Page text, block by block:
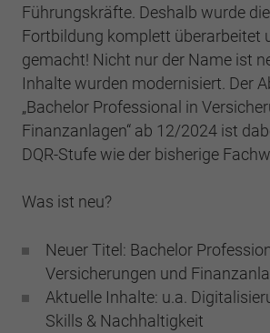
Führungskräfte. Deshalb wurde
Fortbildung komplett überarbeitet
gemacht! Nicht nur der Name ist
Inhalte wurden modernisiert. Der
„Bachelor Professional in
Finanzanlagen“ ab 12/2024 ist
DQR-Stufe wie der bisherige
Was ist neu?
Neuer Titel: Bachelor
Versicherungen und
Aktuelle Inhalte: u.a.
Skills & Nachhaltigkeit
Name
Anbieter BWV Südwest
Laufzeit 1 Jahr
Zweck
Dieser Wert speichert
Einstellungen. Unter
dies eingestellt hat.
Name fe_typo3_user
Zweck
Registriert eine eindeutige
wird, um statistische
Besucher die Website
Name _ga_#
Anbieter Google Analytics
Laufzeit
Zweck
Sammelt Daten dazu,
eine Website besucht
den ersten und letzten
Analytics verwendet.